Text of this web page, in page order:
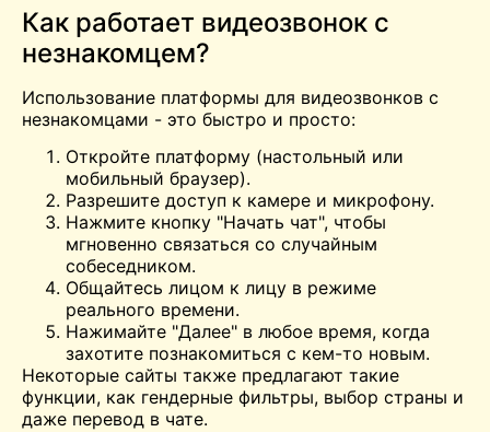
Как работает видеозвонок с
незнакомцем?
Использование платформы для видеозвонков с
незнакомцами - это быстро и просто:
Откройте платформу (настольный или
мобильный браузер).
Разрешите доступ к камере и микрофону.
Нажмите кнопку "Начать чат", чтобы
мгновенно связаться со случайным
собеседником.
Общайтесь лицом к лицу в режиме
реального времени.
Нажимайте "Далее" в любое время, когда
захотите познакомиться с кем-то новым.
Некоторые сайты также предлагают такие
функции, как гендерные фильтры, выбор страны и
даже перевод в чате.